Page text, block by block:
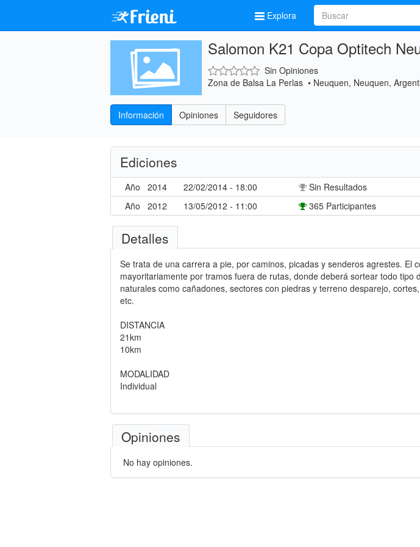
Explora
Salomon K21 Copa Optitech
Sin Opiniones
Zona de Balsa La Perlas • Neuquen, Neuquen,
Información Opiniones Seguidores
Ediciones
Año 2014 22/02/2014 - 18:00 Sin Resultados
Año
2012 13/05/2012 - 11:00 365 Participantes
Detalles
Se trata de una carrera a pie, por caminos, picadas y senderos agrestes. El
mayoritariamente por tramos fuera de rutas, donde deberá sortear todo tipo
naturales como cañadones, sectores con piedras y terreno desparejo,
etc.
DISTANCIA
21km
10km
MODALIDAD
Individual
Opiniones
No hay opiniones.